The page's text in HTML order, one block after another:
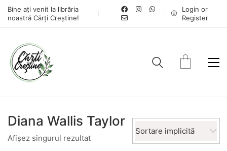
Bine ați venit la librăria
noastră Cărți Creștine!
Login or
Register
Diana Wallis Taylor
Afișez singurul rezultat
Sortare implicită